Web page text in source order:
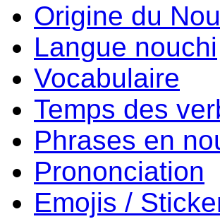
Origine du
Langue nouchi
Vocabulaire
Temps des
Phrases en
Prononciation
Emojis /